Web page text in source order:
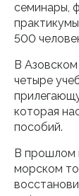
семинары,
500
В
четыре
которая
пособий.
В прошлом
морском